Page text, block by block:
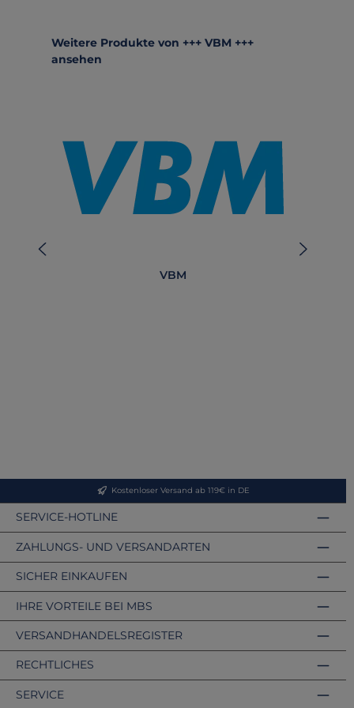
Produktgalerie überspringen
Weitere Produkte von +++ VBM +++
ansehen
VBM
Kostenloser Versand ab 119€ in DE
SERVICE-HOTLINE
ZAHLUNGS- UND VERSANDARTEN
VERSANDHANDELSREGISTER
SICHER EINKAUFEN
IHRE VORTEILE BEI MBS
RECHTLICHES
SERVICE